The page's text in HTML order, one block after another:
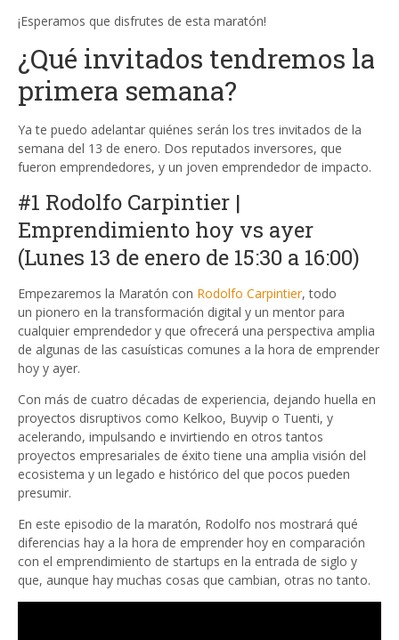
¡Esperamos que disfrutes de esta maratón!
¿Qué invitados tendremos la
primera semana?
Ya te puedo adelantar quiénes serán los tres invitados de la
semana del 13 de enero. Dos reputados inversores, que
fueron emprendedores, y un joven emprendedor de impacto.
#1 Rodolfo Carpintier |
Emprendimiento hoy vs ayer
(Lunes 13 de enero de 15:30 a 16:00)
Empezaremos la Maratón con Rodolfo Carpintier, todo
un pionero en la transformación digital y un mentor para
cualquier emprendedor y que ofrecerá una perspectiva amplia
de algunas de las casuísticas comunes a la hora de emprender
hoy y ayer.
Con más de cuatro décadas de experiencia, dejando huella en
proyectos disruptivos como Kelkoo, Buyvip o Tuenti, y
acelerando, impulsando e invirtiendo en otros tantos
proyectos empresariales de éxito tiene una amplia visión del
ecosistema y un legado e histórico del que pocos pueden
presumir.
En este episodio de la maratón, Rodolfo nos mostrará qué
diferencias hay a la hora de emprender hoy en comparación
con el emprendimiento de startups en la entrada de siglo y
que, aunque hay muchas cosas que cambian, otras no tanto.